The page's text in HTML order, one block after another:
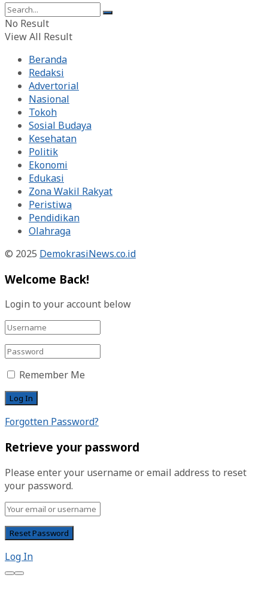
No Result
View All Result
Beranda
Redaksi
Advertorial
Nasional
Tokoh
Sosial Budaya
Kesehatan
Politik
Ekonomi
Edukasi
Zona Wakil Rakyat
Peristiwa
Pendidikan
Olahraga
© 2025 DemokrasiNews.co.id
Welcome Back!
Login to your account below
Remember Me
Forgotten Password?
Retrieve your password
Please enter your username or email address to reset
your password.
Log In